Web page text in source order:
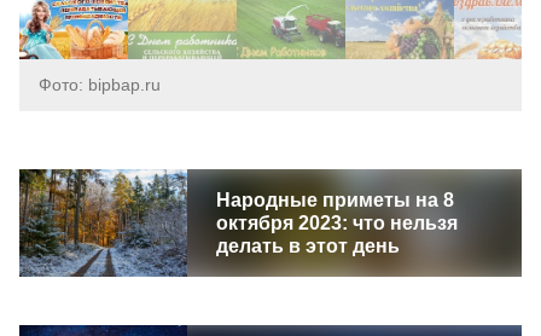
Фото: bipbap.ru
Народные приметы на 8
октября 2023: что нельзя
делать в этот день